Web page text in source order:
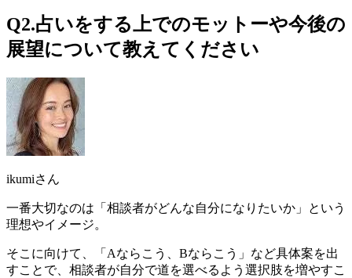
Q2.占いをする上でのモットーや今後の
展望について教えてください
ikumiさん
一番大切なのは「相談者がどんな自分になりたいか」という
理想やイメージ。
そこに向けて、「Aならこう、Bならこう」など具体案を出
すことで、相談者が自分で道を選べるよう選択肢を増やすこ